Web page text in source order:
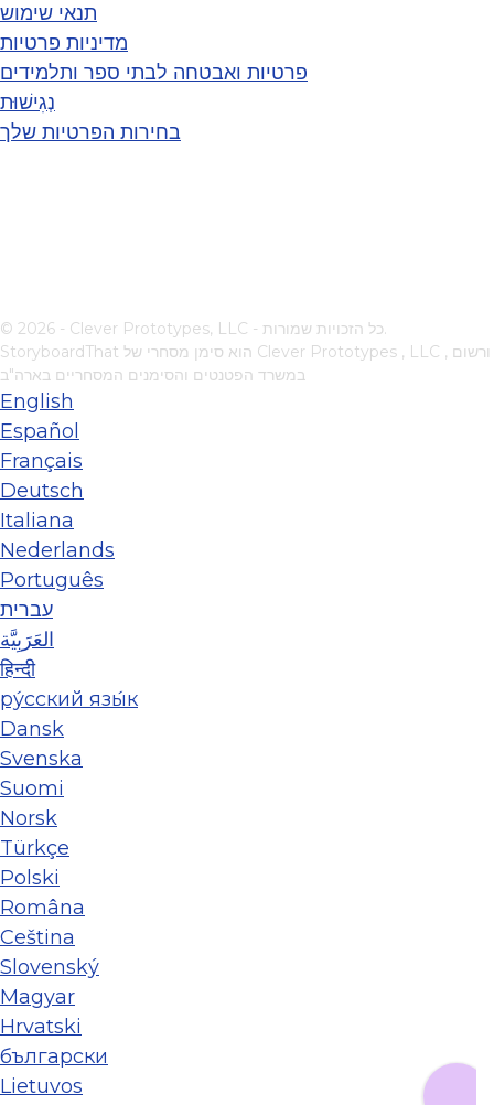
תנאי שימוש
מדיניות פרטיות
פרטיות ואבטחה לבתי ספר ותלמידים
נְגִישׁוּת
בחירות הפרטיות שלך
Clever Prototypes , LLC , ורשום
במשרד הפטנטים והסימנים המסחריים בארה"ב
English
Español
Français
Deutsch
Italiana
Nederlands
Português
עברית
العَرَبِيَّة
हिन्दी
ру́сский язы́к
Dansk
Svenska
Suomi
Norsk
Türkçe
Polski
Româna
Ceština
Slovenský
Magyar
Hrvatski
български
Lietuvos